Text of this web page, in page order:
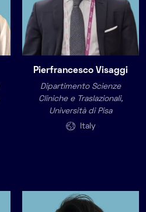
Pierfrancesco Visaggi
Dipartimento Scienze
Cliniche e Traslazionali,
Università di Pisa
Italy